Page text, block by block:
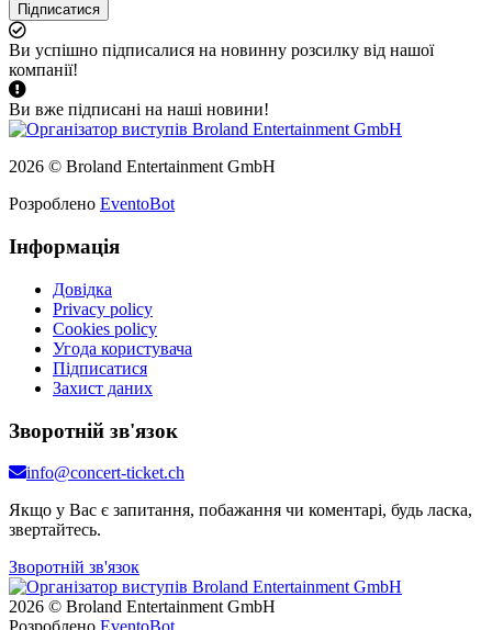
Підписатися
Ви успішно підписалися на новинну розсилку від нашої
компанії!
Ви вже підписані на наші новини!
2026 © Broland Entertainment GmbH
Розроблено EventoBot
Інформація
Довідка
Privacy policy
Cookies policy
Угода користувача
Підписатися
Захист даних
Зворотній зв'язок
info@concert-ticket.ch
Якщо у Вас є запитання, побажання чи коментарі, будь ласка,
звертайтесь.
Зворотній зв'язок
2026 © Broland Entertainment GmbH